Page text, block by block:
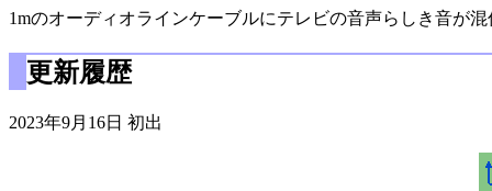
1mのオーディオラインケーブルにテレビの音声らしき音が
更新履歴
2023年9月16日 初出